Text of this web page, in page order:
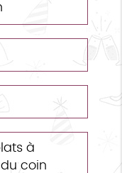
à
coin